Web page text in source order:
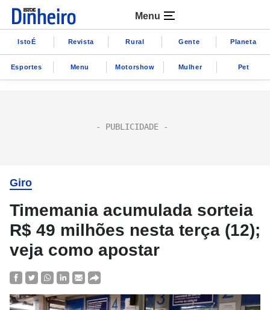
Menu
IstoÉ Revista Rural Gente Planeta
Esportes Menu Motorshow Mulher Pet
Giro
Timemania acumulada sorteia
R$ 49 milhões nesta terça (12);
veja como apostar